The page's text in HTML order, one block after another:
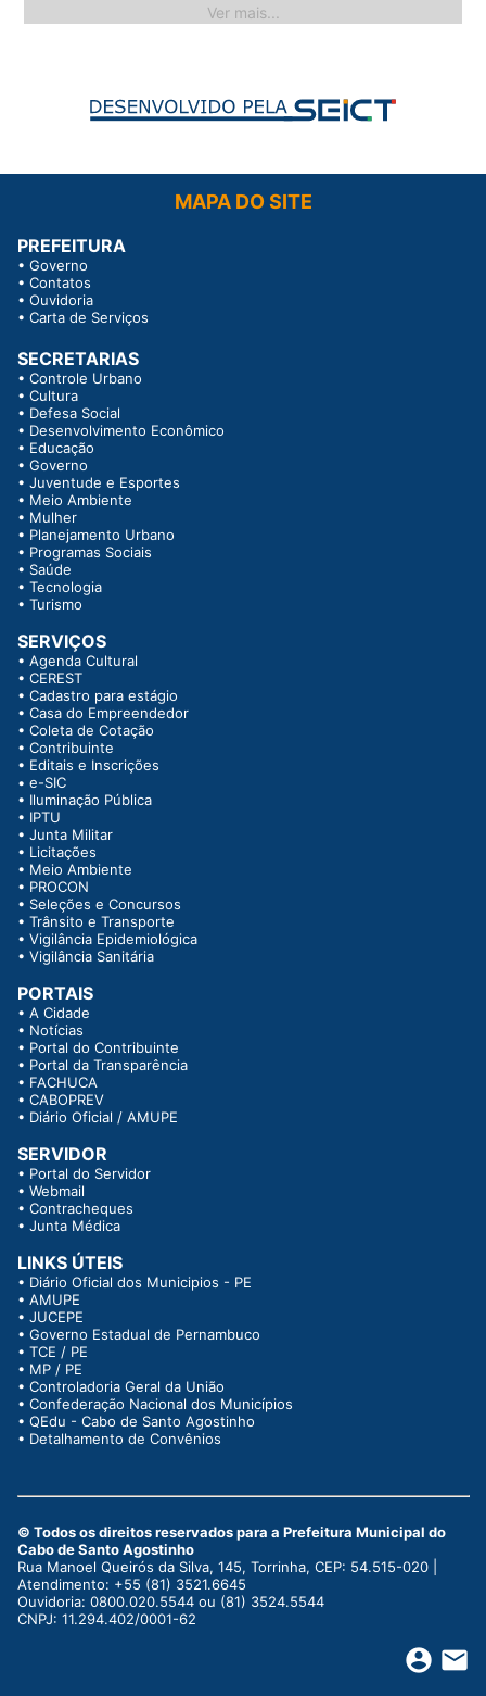
Ver mais...
MAPA DO SITE
PREFEITURA
• Governo
• Contatos
• Ouvidoria
• Carta de Serviços
SECRETARIAS
• Controle Urbano
• Cultura
• Defesa Social
• Desenvolvimento Econômico
• Educação
• Governo
• Juventude e Esportes
• Meio Ambiente
• Mulher
• Planejamento Urbano
• Programas Sociais
• Saúde
• Tecnologia
• Turismo
SERVIÇOS
• Agenda Cultural
• CEREST
• Cadastro para estágio
• Casa do Empreendedor
• Coleta de Cotação
• Contribuinte
• Editais e Inscrições
• e-SIC
• Iluminação Pública
• IPTU
• Junta Militar
• Licitações
• Meio Ambiente
• PROCON
• Seleções e Concursos
• Trânsito e Transporte
• Vigilância Epidemiológica
• Vigilância Sanitária
PORTAIS
• A Cidade
• Notícias
• Portal do Contribuinte
• Portal da Transparência
• FACHUCA
• CABOPREV
• Diário Oficial / AMUPE
SERVIDOR
• Portal do Servidor
• Webmail
• Contracheques
• Junta Médica
LINKS ÚTEIS
• Diário Oficial dos Municipios - PE
• AMUPE
• JUCEPE
• Governo Estadual de Pernambuco
• TCE / PE
• MP / PE
• Controladoria Geral da União
• Confederação Nacional dos Municípios
• QEdu - Cabo de Santo Agostinho
• Detalhamento de Convênios
© Todos os direitos reservados para a Prefeitura Municipal do
Cabo de Santo Agostinho
Rua Manoel Queirós da Silva, 145, Torrinha, CEP: 54.515-020 |
Atendimento: +55 (81) 3521.6645
Ouvidoria: 0800.020.5544 ou (81) 3524.5544
CNPJ: 11.294.402/0001-62
account_circle email